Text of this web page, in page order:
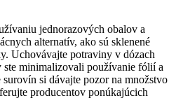
jednorazových obalov a
alternatív, ako sú sklenené
Uchovávajte potraviny v dózach
ste minimalizovali používanie fólií a
si dávajte pozor na množstvo
producentov ponúkajúcich